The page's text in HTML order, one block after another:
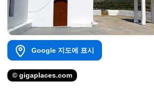
Google 지도에 표시
© gigaplaces.com